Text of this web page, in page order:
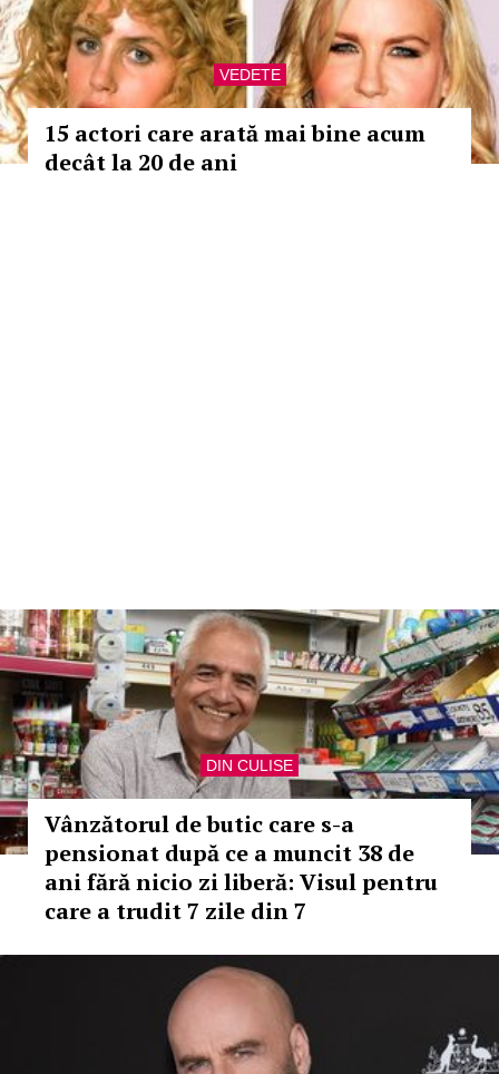
VEDETE
15 actori care arată mai bine acum
decât la 20 de ani
DIN CULISE
Vânzătorul de butic care s-a
pensionat după ce a muncit 38 de
ani fără nicio zi liberă: Visul pentru
care a trudit 7 zile din 7